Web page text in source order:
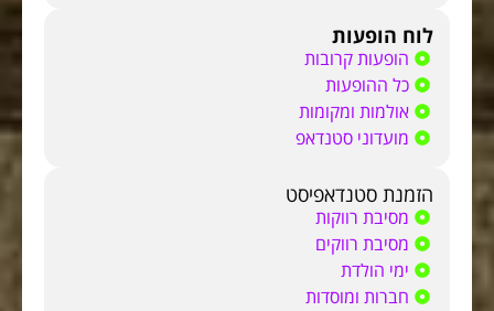
לוח הופעות
הופעות קרובות
כל ההופעות
אולמות ומקומות
מועדוני סטנדאפ
הזמנת סטנדאפיסט
מסיבת רווקות
מסיבת רווקים
ימי הולדת
חברות ומוסדות